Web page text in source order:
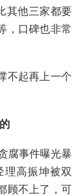
其他三家都要
，口碑也非常
不起再上一个
腐事件曝光暴
理高振坤被双
顾不上了，可